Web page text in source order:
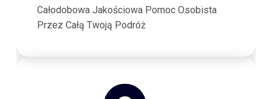
Całodobowa Jakościowa Pomoc Osobista
Przez Całą Twoją Podróż